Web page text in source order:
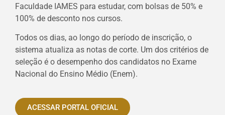
Faculdade IAMES para estudar, com bolsas de 50% e
100% de desconto nos cursos.
Todos os dias, ao longo do período de inscrição, o
sistema atualiza as notas de corte. Um dos critérios de
seleção é o desempenho dos candidatos no Exame
Nacional do Ensino Médio (Enem).
ACESSAR PORTAL OFICIAL